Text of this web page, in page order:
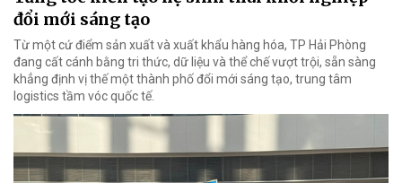
đổi mới sáng tạo
Từ một cứ điểm sản xuất và xuất khẩu hàng hóa, TP Hải Phòng
đang cất cánh bằng tri thức, dữ liệu và thể chế vượt trội, sẵn sàng
khẳng định vị thế một thành phố đổi mới sáng tạo, trung tâm
logistics tầm vóc quốc tế.